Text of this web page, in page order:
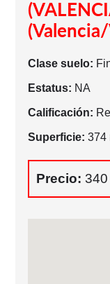
Clase suelo:
Estatus: NA
Calificación:
Superficie: 374
Precio: